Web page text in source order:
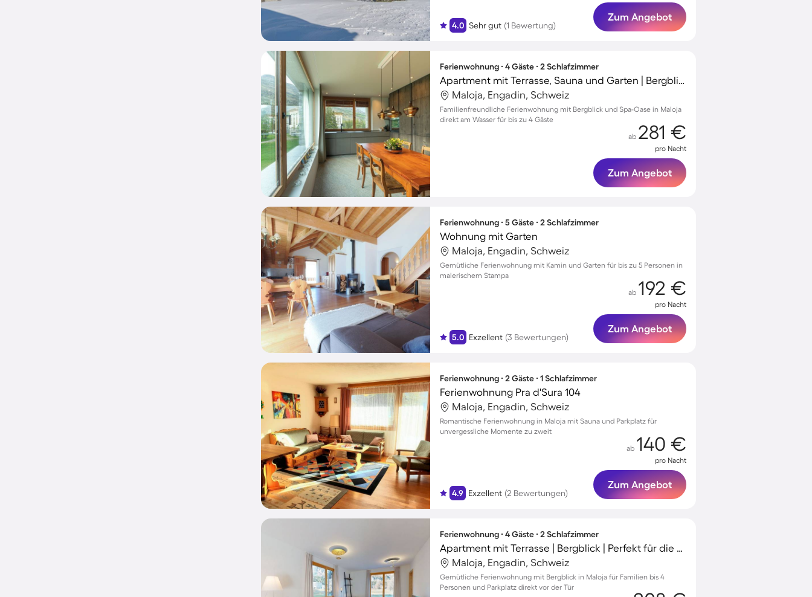
4.0 Sehr gut (1 Bewertung)
Zum Angebot
Ferienwohnung ∙ 4 Gäste ∙ 2 Schlafzimmer
Apartment mit Terrasse, Sauna und Garten | Bergblick
Maloja, Engadin, Schweiz
Familienfreundliche Ferienwohnung mit Bergblick und Spa-Oase in Maloja
direkt am Wasser für bis zu 4 Gäste
ab 281 €
pro Nacht
Zum Angebot
Ferienwohnung ∙ 5 Gäste ∙ 2 Schlafzimmer
Wohnung mit Garten
Maloja, Engadin, Schweiz
Gemütliche Ferienwohnung mit Kamin und Garten für bis zu 5 Personen in
malerischem Stampa
5.0 Exzellent (3 Bewertungen)
ab 192 €
pro Nacht
Zum Angebot
Ferienwohnung ∙ 2 Gäste ∙ 1 Schlafzimmer
Ferienwohnung Pra d'Sura 104
Maloja, Engadin, Schweiz
Romantische Ferienwohnung in Maloja mit Sauna und Parkplatz für
unvergessliche Momente zu zweit
4.9 Exzellent (2 Bewertungen)
ab 140 €
pro Nacht
Zum Angebot
Ferienwohnung ∙ 4 Gäste ∙ 2 Schlafzimmer
Apartment mit Terrasse | Bergblick | Perfekt für die Arbeit von Zuhause
Maloja, Engadin, Schweiz
Gemütliche Ferienwohnung mit Bergblick in Maloja für Familien bis 4
Personen und Parkplatz direkt vor der Tür